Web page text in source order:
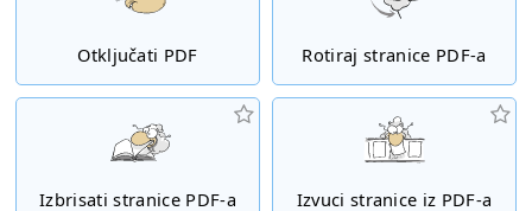
Otključati PDF Rotiraj stranice PDF-a
Izbrisati stranice PDF-a Izvuci stranice iz PDF-a